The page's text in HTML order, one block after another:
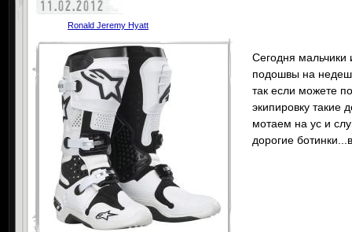
11.02.2012
Ronald Jeremy Hyatt
Сегодня
подошвы на
так если можете
экипировку такие
мотаем на ус и
дорогие